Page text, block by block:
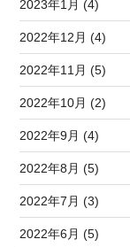
2023年1月 (4)
2022年12月 (4)
2022年11月 (5)
2022年10月 (2)
2022年9月 (4)
2022年8月 (5)
2022年7月 (3)
2022年6月 (5)